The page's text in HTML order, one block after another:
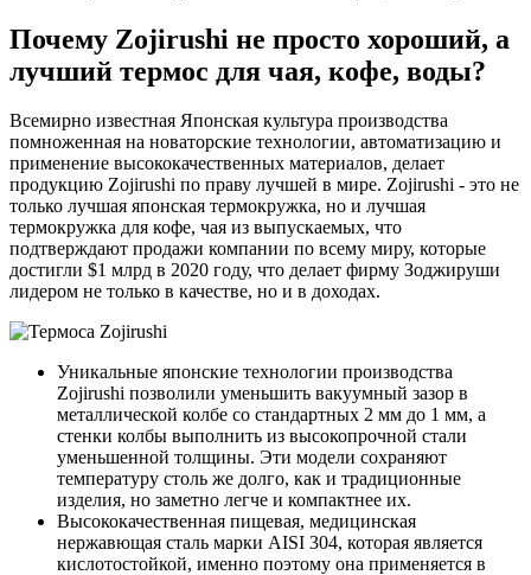
Почему Zojirushi не просто хороший, а
лучший термос для чая, кофе, воды?
Всемирно известная Японская культура производства
помноженная на новаторские технологии, автоматизацию и
применение высококачественных материалов, делает
продукцию Zojirushi по праву лучшей в мире. Zojirushi - это не
только лучшая японская термокружка, но и лучшая
термокружка для кофе, чая из выпускаемых, что
подтверждают продажи компании по всему миру, которые
достигли $1 млрд в 2020 году, что делает фирму Зоджируши
лидером не только в качестве, но и в доходах.
Уникальные японские технологии производства
Zojirushi позволили уменьшить вакуумный зазор в
металлической колбе со стандартных 2 мм до 1 мм, а
стенки колбы выполнить из высокопрочной стали
уменьшенной толщины. Эти модели сохраняют
температуру столь же долго, как и традиционные
изделия, но заметно легче и компактнее их.
Высококачественная пищевая, медицинская
нержавющая сталь марки AISI 304, которая является
кислотостойкой, именно поэтому она применяется в